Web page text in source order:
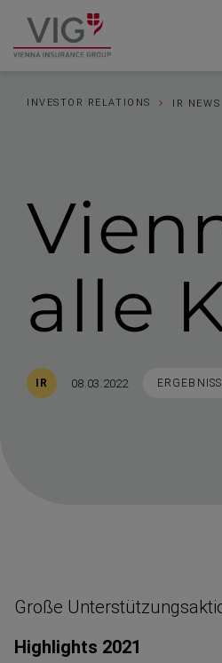
Inhalt
springen
Fußzeile
springen
Zur
Startseite
INVESTOR RELATIONS IR NEWS
alle
IR Veröffentlicht
08.03.2022
Große
Highlights 2021